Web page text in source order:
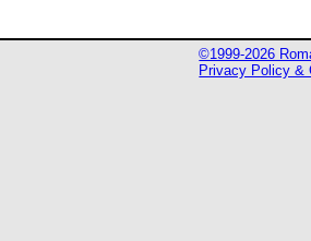
©1999-2026
Privacy Policy &